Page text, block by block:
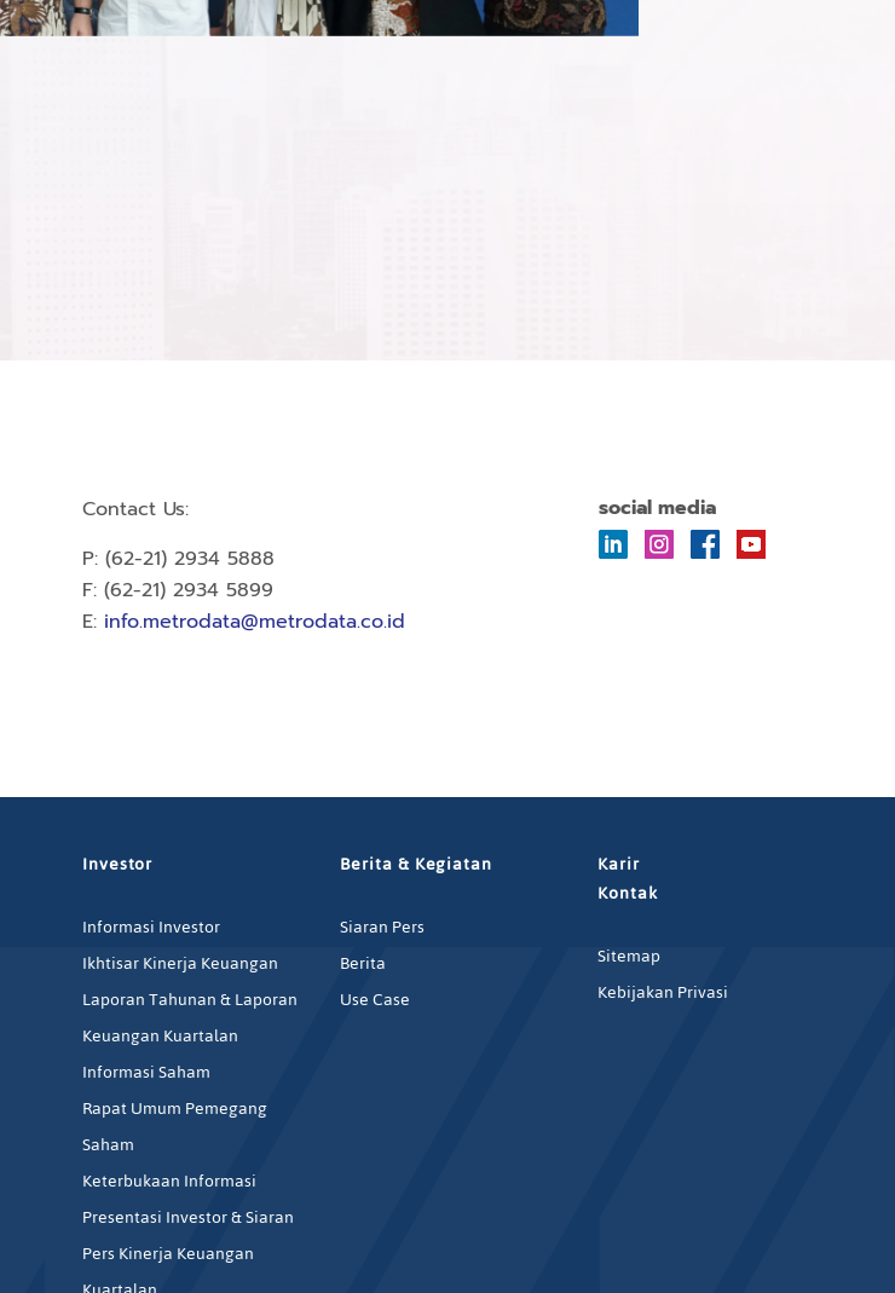
Contact Us:
P: (62-21) 2934 5888
F: (62-21) 2934 5899
E: info.metrodata@metrodata.co.id
social media
Investor
Informasi Investor
Ikhtisar Kinerja Keuangan
Laporan Tahunan & Laporan
Keuangan Kuartalan
Informasi Saham
Rapat Umum Pemegang
Saham
Keterbukaan Informasi
Presentasi Investor & Siaran
Pers Kinerja Keuangan
Berita & Kegiatan
Siaran Pers
Berita
Use Case
Karir
Kontak
Sitemap
Kebijakan Privasi